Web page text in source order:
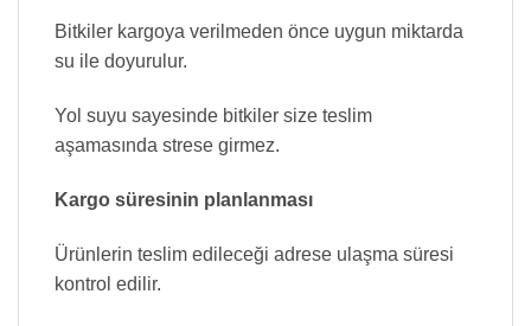
Bitkiler kargoya verilmeden önce uygun miktarda
su ile doyurulur.
Yol suyu sayesinde bitkiler size teslim
aşamasında strese girmez.
Kargo süresinin planlanması
Ürünlerin teslim edileceği adrese ulaşma süresi
kontrol edilir.